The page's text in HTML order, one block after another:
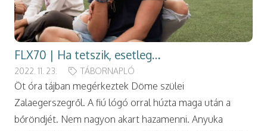
FLX70 | Ha tetszik, esetleg…
2022. 11. 23. TÁBORNAPLÓ
Öt óra tájban megérkeztek Döme szülei
Zalaegerszegről. A fiú lógó orral húzta maga után a
bőröndjét. Nem nagyon akart hazamenni. Anyuka